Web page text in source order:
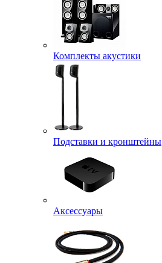
Комплекты акустики
Подставки и кронштейны
Аксессуары